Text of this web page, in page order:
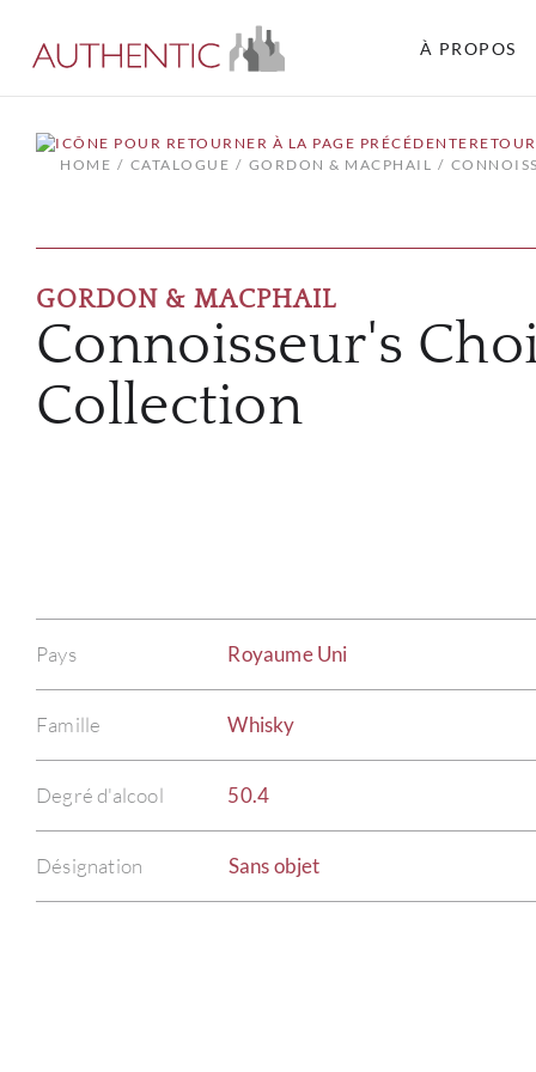
À PROPOS
HOME
CATALOGUE GORDON & MACPHAIL
GORDON & MACPHAIL
Connoisseur's
Collection
Pays Royaume Uni
Famille Whisky
Degré d'alcool 50.4
Désignation Sans objet